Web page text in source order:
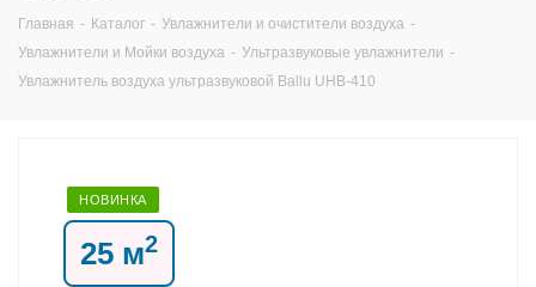
Главная - Каталог - Увлажнители и очистители воздуха -
Увлажнители и Мойки воздуха - Ультразвуковые увлажнители -
Увлажнитель воздуха ультразвуковой Ballu UHB-410
НОВИНКА
25 м2